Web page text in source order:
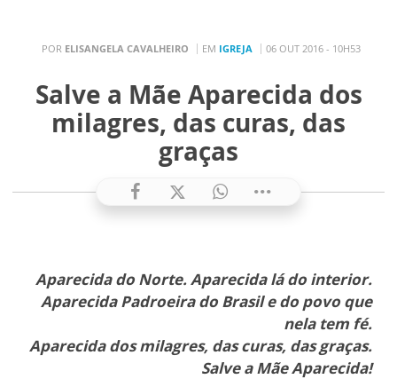
POR ELISANGELA CAVALHEIRO EM IGREJA 06 OUT 2016 - 10H53
Salve a Mãe Aparecida dos
milagres, das curas, das
graças
Aparecida do Norte. Aparecida lá do interior.
Aparecida Padroeira do Brasil e do povo que
nela tem fé.
Aparecida dos milagres, das curas, das graças.
Salve a Mãe Aparecida!